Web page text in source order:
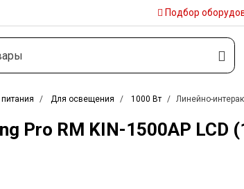
Подбор
Для освещения 1000 Вт Линейно-
Pro RM KIN-1500AP LCD